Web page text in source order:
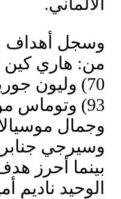
الألماني.
وسجل أهداف
بينما أحرز
الوحيد ناديم